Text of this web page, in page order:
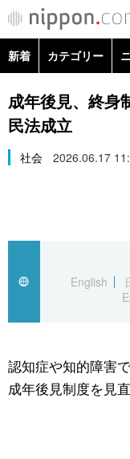
カテゴリー
経済・ビジネス
国際
文化
トップ
アーカイブ
In-depth
Japan Data
動画/Live
新着 カテゴリー
政治・外交
経済・ビジネス
スポーツ・東京2020
成年後見、終
民法成立
社会 2026.06.17
English
認知症や知的障害
成年後見制度を見